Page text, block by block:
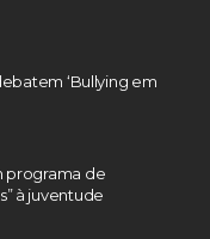
‘Bullying em
programa de
à juventude